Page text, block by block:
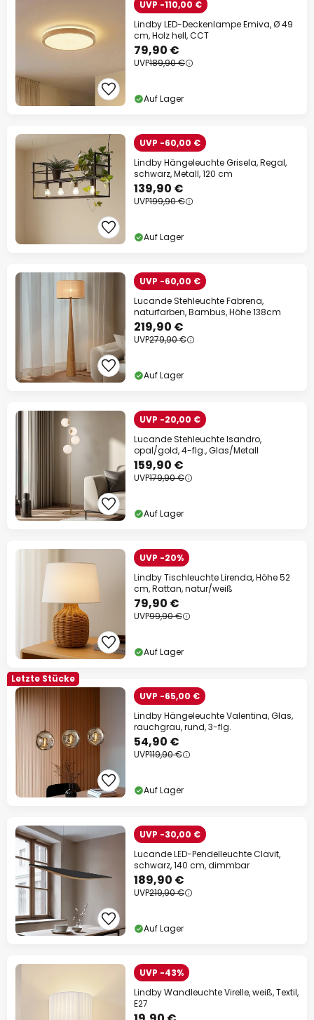
UVP -110,00 €
Lindby LED-Deckenlampe Emiva, Ø 49
cm, Holz hell, CCT
79,90 €
UVP189,90 €
Auf Lager
UVP -60,00 €
Lindby Hängeleuchte Grisela, Regal,
schwarz, Metall, 120 cm
139,90 €
UVP199,90 €
Auf Lager
UVP -60,00 €
Lucande Stehleuchte Fabrena,
naturfarben, Bambus, Höhe 138cm
219,90 €
UVP279,90 €
Auf Lager
UVP -20,00 €
Lucande Stehleuchte Isandro,
opal/gold, 4-flg., Glas/Metall
159,90 €
UVP179,90 €
Auf Lager
UVP -20%
Lindby Tischleuchte Lirenda, Höhe 52
cm, Rattan, natur/weiß
79,90 €
UVP99,90 €
Auf Lager
Letzte Stücke
UVP -65,00 €
Lindby Hängeleuchte Valentina, Glas,
rauchgrau, rund, 3-flg.
54,90 €
UVP119,90 €
Auf Lager
UVP -30,00 €
Lucande LED-Pendelleuchte Clavit,
schwarz, 140 cm, dimmbar
189,90 €
UVP219,90 €
Auf Lager
UVP -43%
Lindby Wandleuchte Virelle, weiß, Textil,
E27